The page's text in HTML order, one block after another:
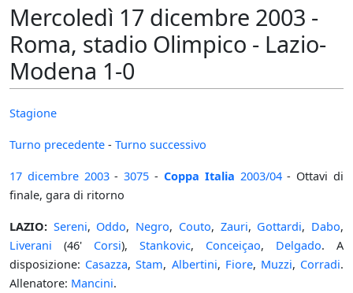
Mercoledì 17 dicembre 2003 -
Roma, stadio Olimpico - Lazio-
Modena 1-0
Stagione
Turno precedente - Turno successivo
17 dicembre 2003-3075 - Coppa Italia 2003/04- Ottavi di
finale, gara di ritorno
LAZIO: Sereni, Oddo, Negro, Couto, Zauri, Gottardi, Dabo,
Liverani (46' Corsi), Stankovic, Conceiçao, Delgado. A
disposizione: Casazza,Stam, Albertini, Fiore, Muzzi, Corradi.
Allenatore: Mancini.